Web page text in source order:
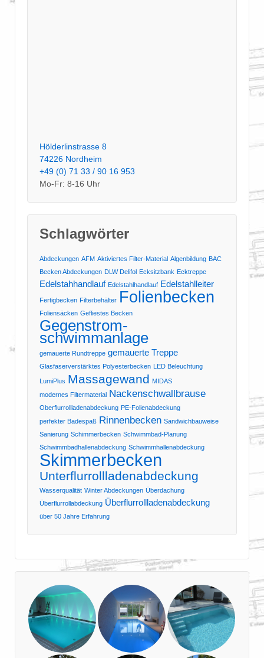
Hölderlinstrasse 8
74226 Nordheim
+49 (0) 71 33 / 90 16 953
Mo-Fr: 8-16 Uhr
Schlagwörter
Abdeckungen AFM Aktiviertes Filter-Material Algenbildung BAC
Becken Abdeckungen DLW Delifol Ecksitzbank Ecktreppe
Edelstahhandlauf Edelstahlhandlauf Edelstahlleiter
Fertigbecken Filterbehälter Folienbecken
Foliensäcken Gefliestes Becken
Gegenstrom-
schwimmanlage
gemauerte Rundtreppe gemauerte Treppe
Glasfaserverstärktes Polyesterbecken LED Beleuchtung
LumiPlus Massagewand MIDAS
modernes Filtermaterial Nackenschwallbrause
Oberflurrollladenabdeckung PE-Folienabdeckung
perfekter Badespaß Rinnenbecken Sandwichbauweise
Sanierung Schimmerbecken Schwimmbad-Planung
Schwimmbadhallenabdeckung Schwimmhallenabdeckung
Skimmerbecken
Unterflurrollladenabdeckung
Wasserqualität Winter Abdeckungen Überdachung
Überflurrollabdeckung Überflurrollladenabdeckung
über 50 Jahre Erfahrung